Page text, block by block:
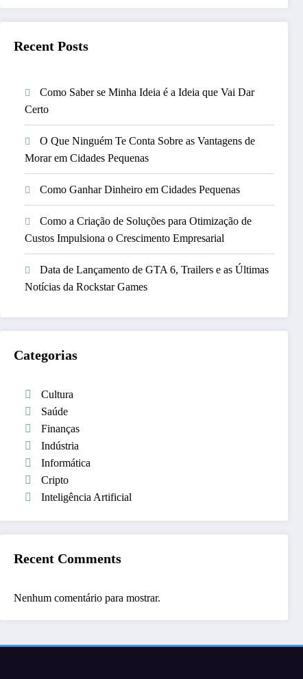
Recent Posts
Como Saber se Minha Ideia é a Ideia que Vai Dar
Certo
O Que Ninguém Te Conta Sobre as Vantagens de
Morar em Cidades Pequenas
Como Ganhar Dinheiro em Cidades Pequenas
Como a Criação de Soluções para Otimização de
Custos Impulsiona o Crescimento Empresarial
Data de Lançamento de GTA 6, Trailers e as Últimas
Notícias da Rockstar Games
Categorias
Cultura
Saúde
Finanças
Indústria
Informática
Cripto
Inteligência Artificial
Recent Comments
Nenhum comentário para mostrar.